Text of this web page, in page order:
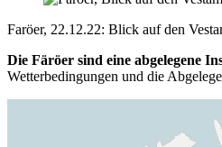
Faröer, 22.12.22: Blick auf den
Die Färöer sind eine abgelegene
Wetterbedingungen und die